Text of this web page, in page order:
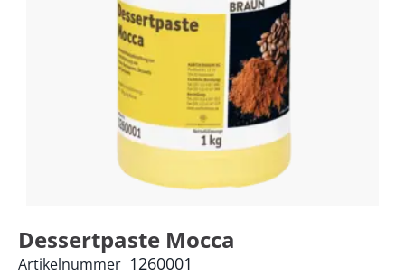
Dessertpaste Mocca
Artikelnummer 1260001